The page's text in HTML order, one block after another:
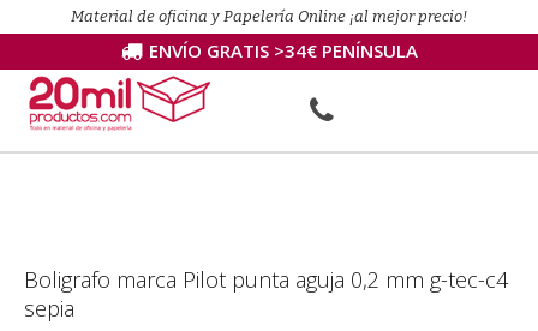
Material de oficina y Papelería Online ¡al mejor precio!
ENVÍO GRATIS >34€ PENÍNSULA
Boligrafo marca Pilot punta aguja 0,2 mm g-tec-c4
sepia